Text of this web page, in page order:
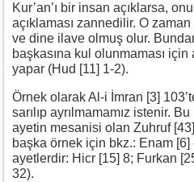
Kur’an’ı bir insan açıklarsa,
açıklaması zannedilir. O
ve dine ilave olmuş olur.
başkasına kul olunmaması için
yapar (Hud [11] 1-2).
Örnek olarak Al-i İmran [3]
sarılıp ayrılmamamız istenir.
ayetin mesanisi olan Zuhruf
başka örnek için bkz.: Enam [6]
ayetlerdir: Hicr [15] 8; Furkan
32).